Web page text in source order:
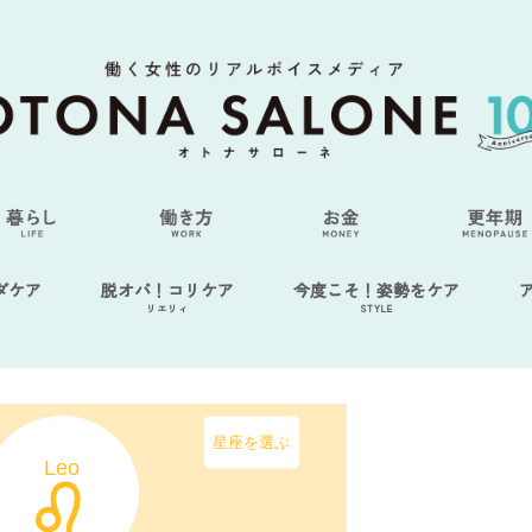
ケア 脱オバ！コリケア
リエリィ
今度こそ！姿勢をケア
STYLE
Leo
星座を選ぶ